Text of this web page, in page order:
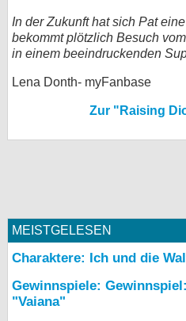
In der Zukunft hat sich Pat
bekommt plötzlich Besuch
in einem beeindruckenden
Lena Donth- myFanbase
Zur "Raising
MEISTGELESEN
Charaktere: Ich und die
Gewinnspiele:
"Vaiana"